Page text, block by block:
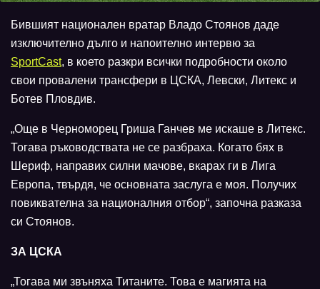
Бившият национален вратар Владо Стоянов даде
изключително дълго и напоително интервю за
SportCast, в което разкри всички подробности около
свои провалени трансфери в ЦСКА, Левски, Литекс и
Ботев Пловдив.
„Още в Черноморец Гриша Ганчев ме искаше в Литекс.
Тогава ръководствата не се разбраха. Когато бях в
Шериф, направих силни мачове, вкарах ги в Лига
Европа, твърдя, че основната заслуга е моя. Получих
повиквателна за националния отбор“, започна разказа
си Стоянов.
ЗА ЦСКА
„Тогава ми звъняха Титаните. Това е магията на